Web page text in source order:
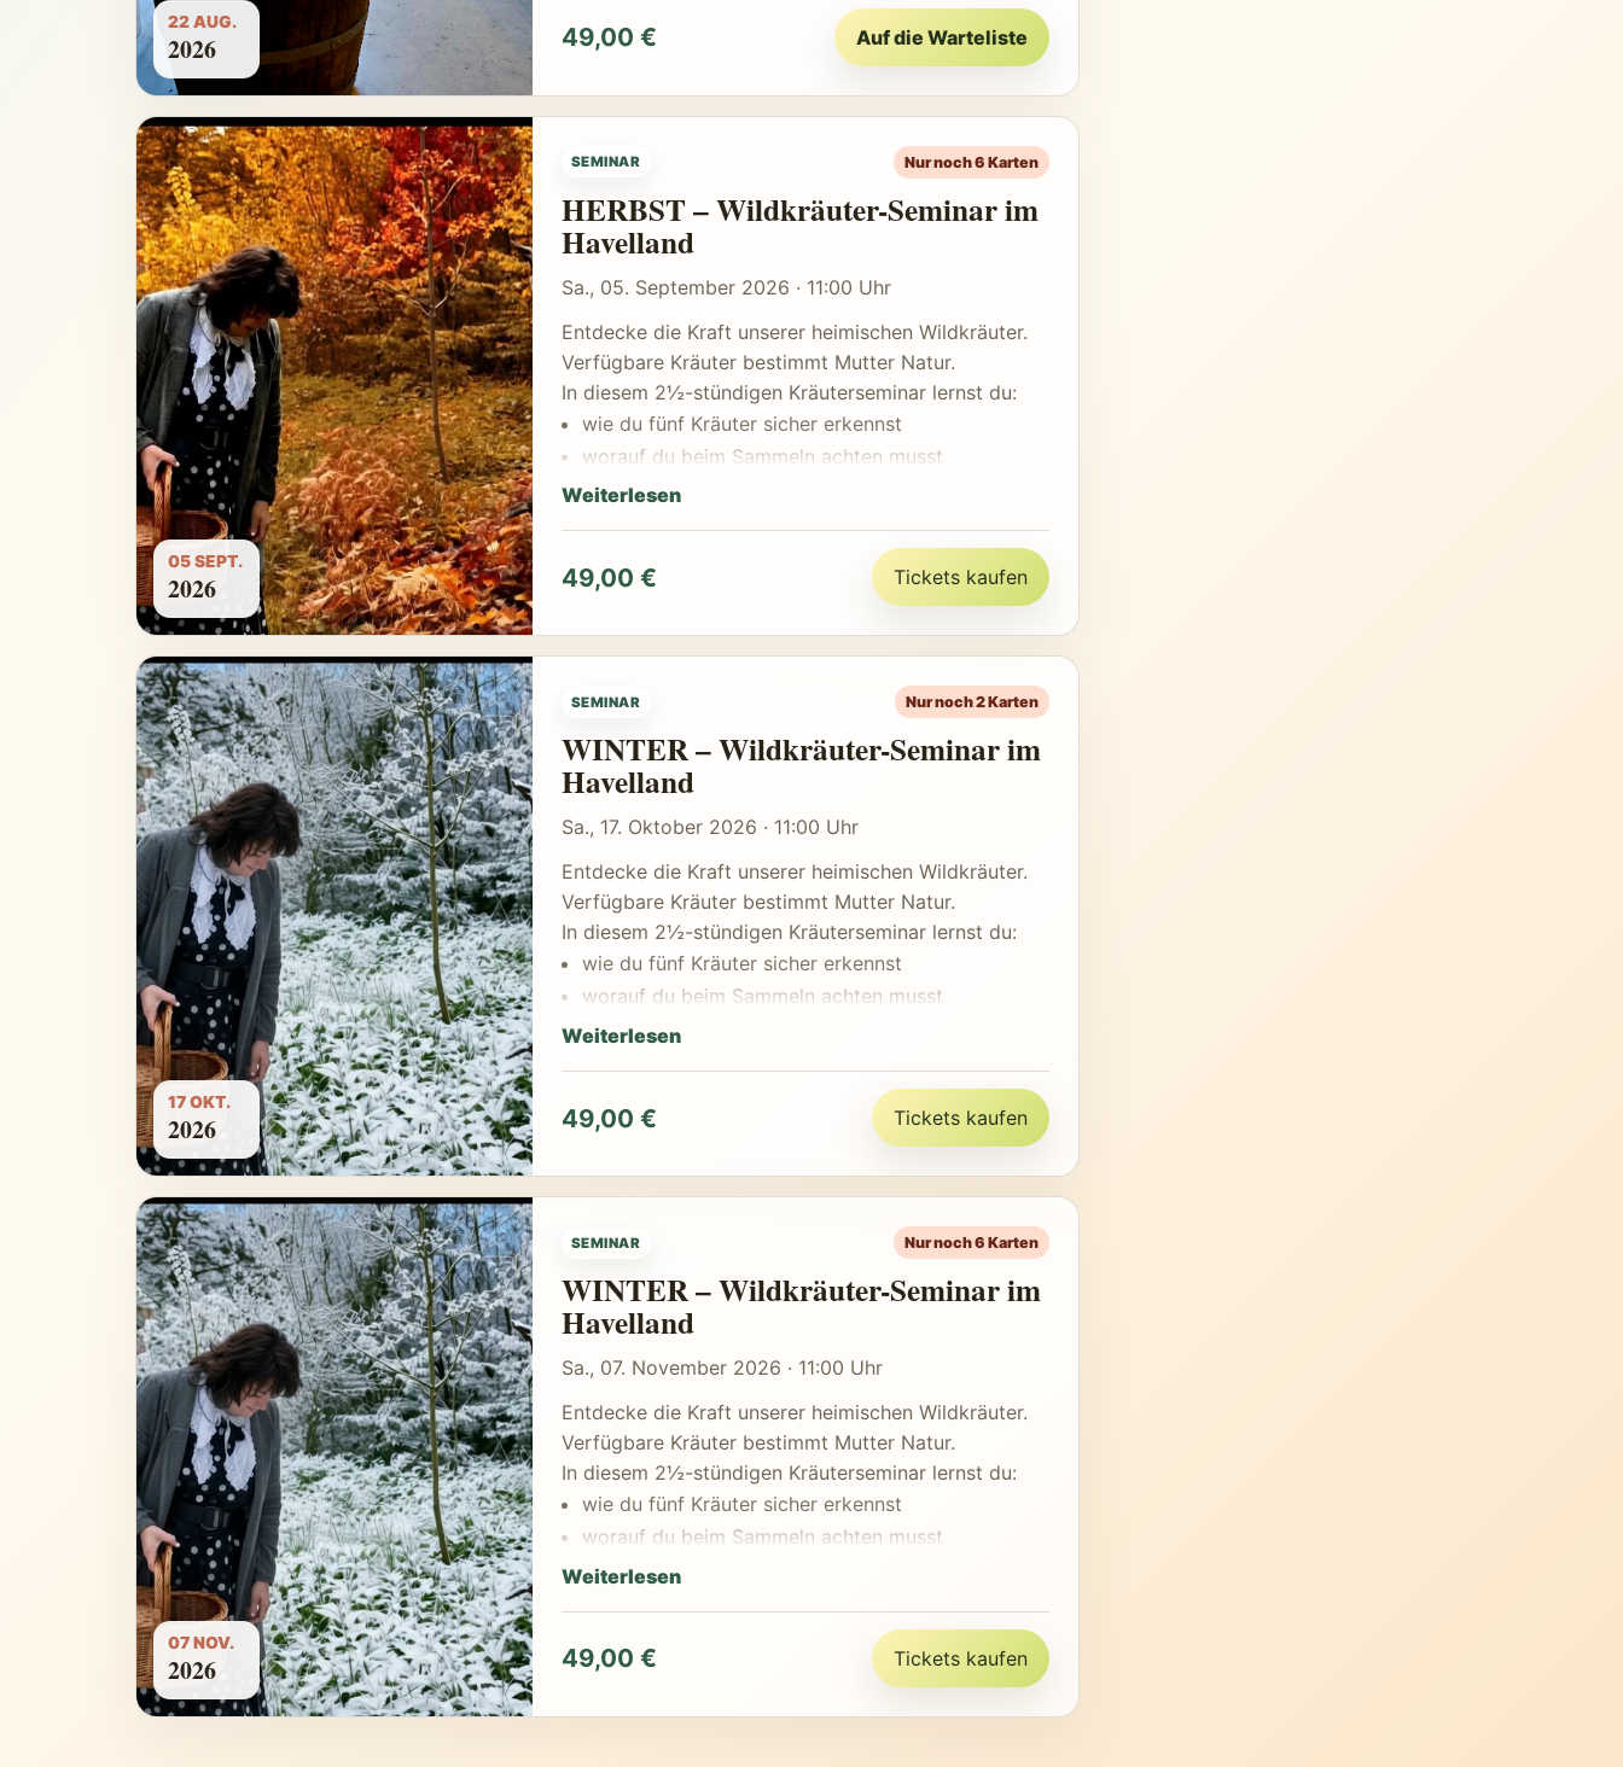
22 AUG.
2026
Tinktur oder Pesto
Alle benötigten Materialien (Gläser, Flaschen,
Etiketten...) werden gestellt.
Das Besondere:
die selbst gesammelten Kräuter eigenständig unter
Anleitung – und nimmt alle hergestellten Produkte
mit nach Hause.
Naturwissen, Handarbeit und Genuss.
49,00 € Auf die Warteliste
05 SEPT.
2026
SEMINAR Nur noch 6 Karten
HERBST – Wildkräuter-Seminar im
Havelland
Sa., 05. September 2026 · 11:00 Uhr
Entdecke die Kraft unserer heimischen Wildkräuter.
Verfügbare Kräuter bestimmt Mutter Natur.
In diesem 2½-stündigen Kräuterseminar lernst du:
wie du fünf Kräuter sicher erkennst
worauf du beim Sammeln achten musst
welche Teile essbar und heilkräftig sind
Tinktur oder Pesto
Alle benötigten Materialien (Gläser, Flaschen,
Etiketten...) werden gestellt.
Das Besondere:
die selbst gesammelten Kräuter eigenständig unter
Anleitung – und nimmt alle hergestellten Produkte
mit nach Hause.
Naturwissen, Handarbeit und Genuss.
Weiterlesen
49,00 € Tickets kaufen
17 OKT.
2026
SEMINAR Nur noch 2 Karten
WINTER – Wildkräuter-Seminar im
Havelland
Sa., 17. Oktober 2026 · 11:00 Uhr
Entdecke die Kraft unserer heimischen Wildkräuter.
Verfügbare Kräuter bestimmt Mutter Natur.
In diesem 2½-stündigen Kräuterseminar lernst du:
wie du fünf Kräuter sicher erkennst
worauf du beim Sammeln achten musst
welche Teile essbar und heilkräftig sind
Tinktur oder Pesto
Alle benötigten Materialien (Gläser, Flaschen,
Etiketten...) werden gestellt.
Das Besondere:
die selbst gesammelten Kräuter eigenständig unter
Anleitung – und nimmt alle hergestellten Produkte
mit nach Hause.
Naturwissen, Handarbeit und Genuss.
Weiterlesen
49,00 € Tickets kaufen
07 NOV.
2026
SEMINAR Nur noch 6 Karten
WINTER – Wildkräuter-Seminar im
Havelland
Sa., 07. November 2026 · 11:00 Uhr
Entdecke die Kraft unserer heimischen Wildkräuter.
Verfügbare Kräuter bestimmt Mutter Natur.
In diesem 2½-stündigen Kräuterseminar lernst du:
wie du fünf Kräuter sicher erkennst
worauf du beim Sammeln achten musst
welche Teile essbar und heilkräftig sind
Tinktur oder Pesto
Weiterlesen
49,00 € Tickets kaufen